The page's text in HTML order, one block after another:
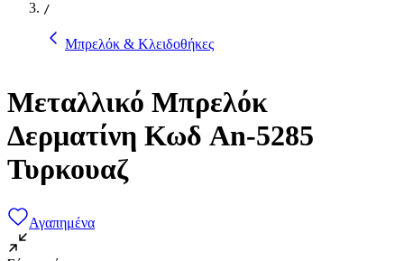
/
Μπρελόκ & Κλειδοθήκες
Μεταλλικό Μπρελόκ
Δερματίνη Κωδ An-5285
Τυρκουαζ
Αγαπημένα